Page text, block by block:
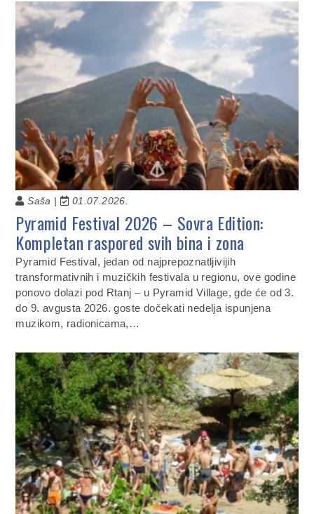
Saša | 01.07.2026.
Pyramid Festival 2026 – Sovra Edition:
Kompletan raspored svih bina i zona
Pyramid Festival, jedan od najprepoznatljivijih
transformativnih i muzičkih festivala u regionu, ove godine
ponovo dolazi pod Rtanj – u Pyramid Village, gde će od 3.
do 9. avgusta 2026. goste dočekati nedelja ispunjena
muzikom, radionicama,…